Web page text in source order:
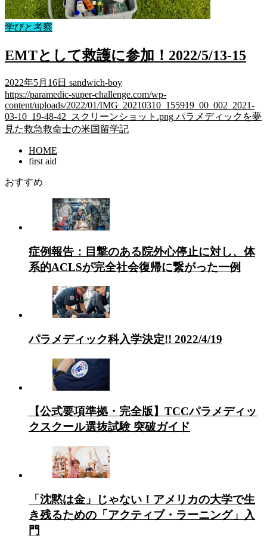
学びと考察
EMTとして救護に参加！2022/5/13-15
2022年5月16日 sandwich-boy
https://paramedic-super-challenge.com/wp-
content/uploads/2022/01/IMG_20210310_155919_00_002_2021-
03-10_19-48-42_スクリーンショット.png パラメディックを夢
見た救急救命士の米国留学記
HOME
first aid
おすすめ
症例報告：目撃のある院外心停止に対し、体
系的ACLSが完全社会復帰に繋がった一例
パラメディック科入学決定!! 2022/4/19
【公式要項準拠・完全版】TCCパラメディッ
クスクール選抜試験 突破ガイド
「沈黙は金」じゃない！アメリカの大学で生
き残るための「アクティブ・ラーニング」入
門